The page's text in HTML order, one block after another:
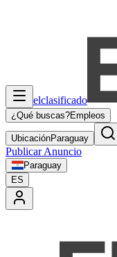
elclasificado
¿Qué buscas?Empleos
UbicaciónParaguay
Publicar Anuncio
Paraguay
ES